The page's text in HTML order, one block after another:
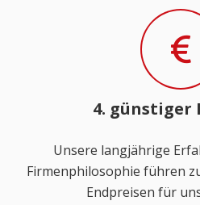
4. günstiger
Unsere langjährige
Firmenphilosophie führen
Endpreisen für